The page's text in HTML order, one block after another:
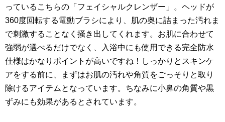
っているこちらの「フェイシャルクレンザー」。ヘッドが
360度回転する電動ブラシにより、肌の奥に詰まった汚れま
で刺激することなく掻き出してくれます。お肌に合わせて
強弱が選べるだけでなく、入浴中にも使用できる完全防水
仕様はかなりポイントが高いですね！しっかりとスキンケ
アをする前に、まずはお肌の汚れや角質をごっそりと取り
除けるアイテムとなっています。ちなみに小鼻の角質や黒
ずみにも効果があるとされています。